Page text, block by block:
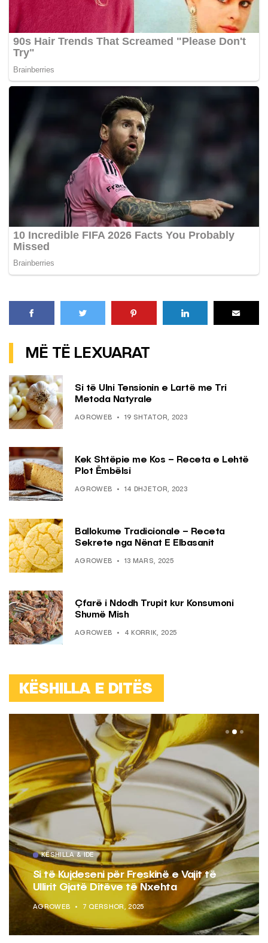
MË TË LEXUARAT
Si të Ulni Tensionin e Lartë me Tri
Metoda Natyrale
AGROWEB 19 SHTATOR, 2023
Kek Shtëpie me Kos – Receta e Lehtë
Plot Ëmbëlsi
AGROWEB 14 DHJETOR, 2023
Ballokume Tradicionale – Receta
Sekrete nga Nënat E Elbasanit
AGROWEB 13 MARS, 2025
Çfarë i Ndodh Trupit kur Konsumoni
Shumë Mish
AGROWEB 4 KORRIK, 2025
KËSHILLA E DITËS
KËSHILLA & IDE
Si të Kujdeseni për Freskinë e Vajit të
Ullirit Gjatë Ditëve të Nxehta
AGROWEB 7 QERSHOR, 2025